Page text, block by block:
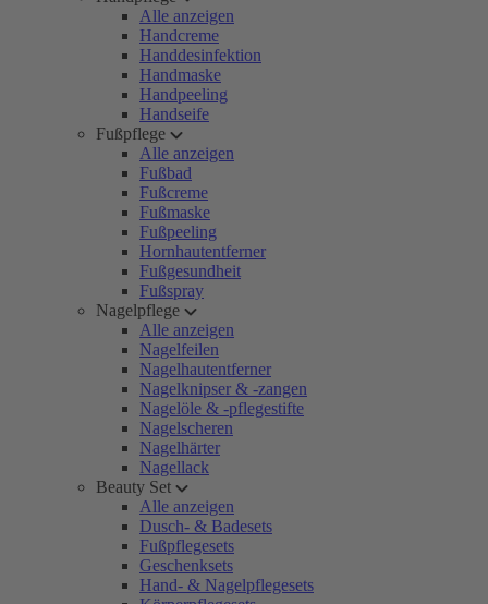
Alle anzeigen
Handcreme
Handdesinfektion
Handmaske
Handpeeling
Handseife
Fußpflege
Alle anzeigen
Fußbad
Fußcreme
Fußmaske
Fußpeeling
Hornhautentferner
Fußgesundheit
Fußspray
Nagelpflege
Alle anzeigen
Nagelfeilen
Nagelhautentferner
Nagelknipser & -zangen
Nagelöle & -pflegestifte
Nagelscheren
Nagelhärter
Nagellack
Beauty Set
Alle anzeigen
Dusch- & Badesets
Fußpflegesets
Geschenksets
Hand- & Nagelpflegesets